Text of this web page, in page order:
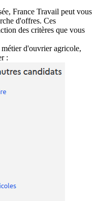
France Travail peut vous
d'offres. Ces
des critères que vous
d'ouvrier agricole,
: